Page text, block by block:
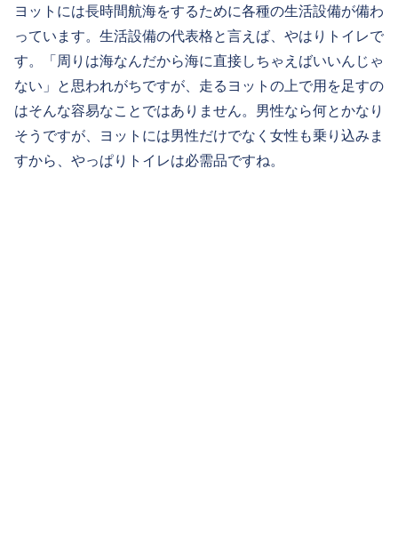
ヨットには長時間航海をするために各種の生活設備が備わ
っています。生活設備の代表格と言えば、やはりトイレで
す。「周りは海なんだから海に直接しちゃえばいいんじゃ
ない」と思われがちですが、走るヨットの上で用を足すの
はそんな容易なことではありません。男性なら何とかなり
そうですが、ヨットには男性だけでなく女性も乗り込みま
すから、やっぱりトイレは必需品ですね。